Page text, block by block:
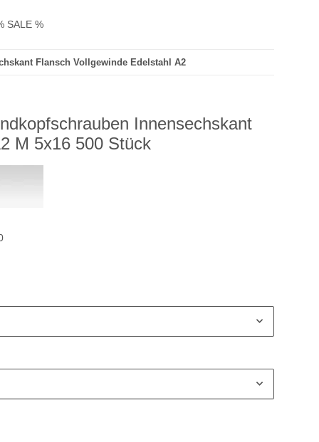
SALE %
Flansch Vollgewinde Edelstahl A2
Innensechskant
M 5x16 500 Stück